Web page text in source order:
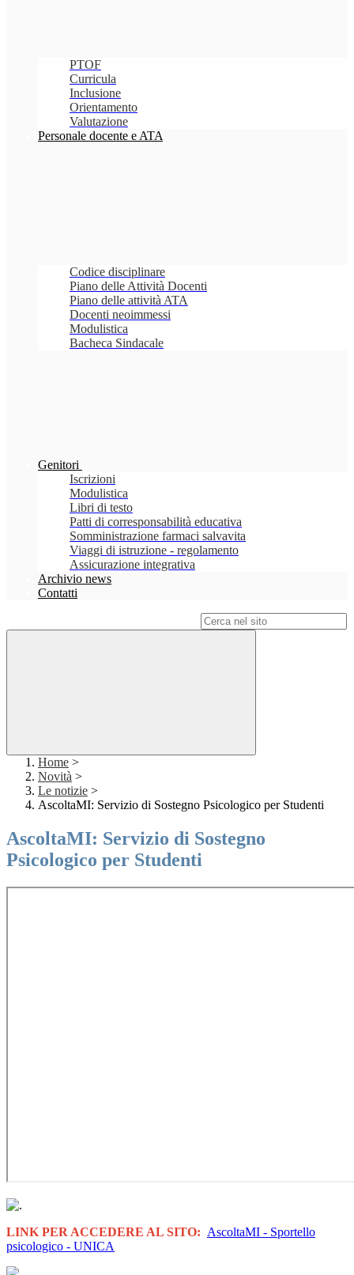
PTOF
Curricula
Inclusione
Orientamento
Valutazione
Personale docente e ATA
Codice disciplinare
Piano delle Attività Docenti
Piano delle attività ATA
Docenti neoimmessi
Modulistica
Bacheca Sindacale
Genitori
Iscrizioni
Modulistica
Libri di testo
Patti di corresponsabilità educativa
Somministrazione farmaci salvavita
Viaggi di istruzione - regolamento
Assicurazione integrativa
Archivio news
Contatti
Home >
Novità >
Le notizie >
AscoltaMI: Servizio di Sostegno Psicologico per Studenti
AscoltaMI: Servizio di Sostegno
Psicologico per Studenti
LINK PER ACCEDERE AL SITO: AscoltaMI - Sportello
psicologico - UNICA